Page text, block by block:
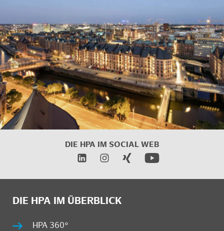
DIE HPA IM SOCIAL WEB
DIE HPA IM ÜBERBLICK
HPA 360°